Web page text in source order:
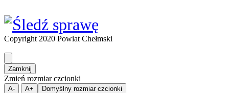
Copyright 2020 Powiat Chełmski
Zamknij
Zmień rozmiar czcionki
A- A+ Domyślny rozmiar czcionki